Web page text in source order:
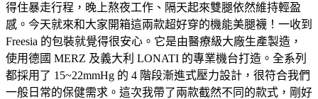
得住暴走行程，晚上熬夜工作、隔天起來雙腿依然維持輕盈
感。今天就來和大家開箱這兩款超好穿的機能美腿襪！一收到
Freesia 的包裝就覺得很安心。它是由醫療級大廠生產製造，
使用德國 MERZ 及義大利 LONATI 的專業機台打造。全系列
都採用了 15~22mmHg 的 4 階段漸進式壓力設計，很符合我們
一般日常的保健需求。這次我帶了兩款截然不同的款式，剛好